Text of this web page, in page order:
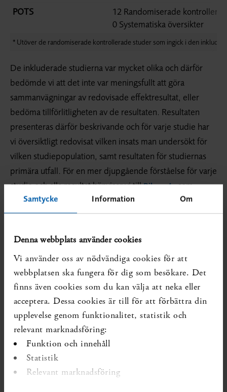
Samtycke Information Om
Denna webbplats använder cookies
Vi använder oss av nödvändiga cookies för att
webbplatsen ska fungera för dig som besökare. Det
finns även cookies som du kan välja att neka eller
acceptera. Dessa cookies är till för att förbättra din
upplevelse genom funktionalitet, statistik och
relevant marknadsföring:
Funktion och innehåll
Statistik
Relevant marknadsföring
POTS
12 Randomiserade
0 Systematiska översikter
* Utöver de randomiserade kontrollerade studer som ingick i den
De inkluderade studierna var mycket olika och därför
bedömde vi att det inte var meningsfullt att göra
sammanvägningar av redovisade effektresultat, eller
bedöma tillförlitligheten av de resultaten. Resultaten
presenteras därför beskrivande och för varje studie har
vi översiktligt redovisat vilken insats man undersökt för
vilken studiepopulation, samt resultaten för studiernas
primära utfall. För en mer djupgående förståelse för varje
studie och alla resultat hänvisar vi tillBilaga 4 som
innehåller alla studier tabellerade mer i detalj.
studier som undersöker olika behandlingar och insatser
till personer med postcovid. Studierna görs ofta på olika
studiepopulationer men där deltagarna har ett visst
gemensamt symtom eller vissa framträdande problem
vilket insatsen syftar till att förbättra. Många av de studier
som vi fann i den aktuella kartläggningen undersökte
insatser i form av fysisk träning och olika
rehabiliteringsprogram. Ett flertal studier undersökte
också effekter av olika läkemedelsbehandlingar och
andra substanser (till exempel vitaminer, aminosyror och